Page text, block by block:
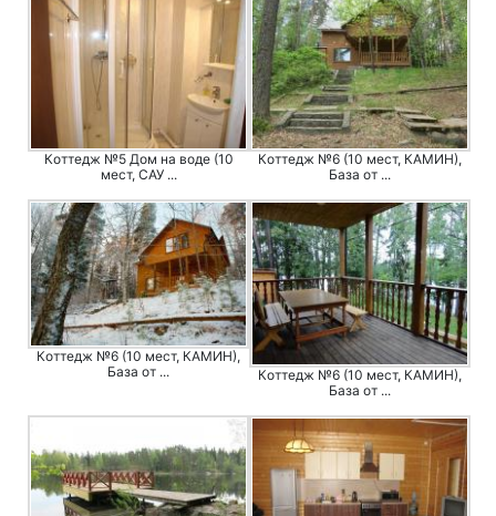
Коттедж №5 Дом на воде (10
мест, САУ ...
Коттедж №6 (10 мест, КАМИН),
База от ...
Коттедж №6 (10 мест, КАМИН),
База от ...
Коттедж №6 (10 мест, КАМИН),
База от ...